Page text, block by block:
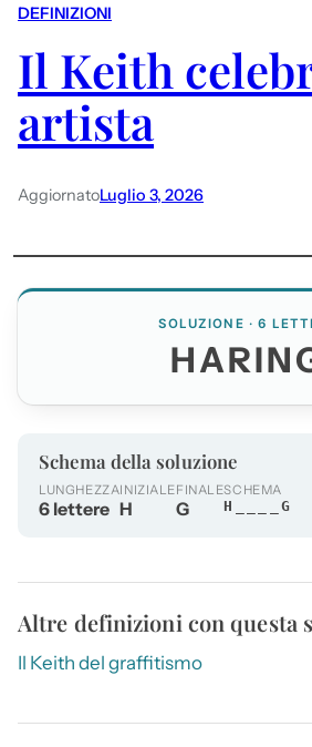
DEFINIZIONI
Il Keith
artista
AggiornatoLuglio 3, 2026
SOLUZIONE · 6
Schema della soluzione
LUNGHEZZA
6 lettere
INIZIALE
H
FINALE
G
SCHEMA
H____G
Altre definizioni con questa
Il Keith del graffitismo